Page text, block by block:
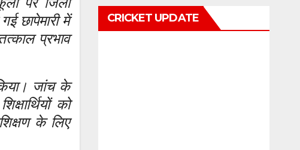
छापेमारी में
प्रभाव
जांच के
को
के लिए
CRICKET UPDATE